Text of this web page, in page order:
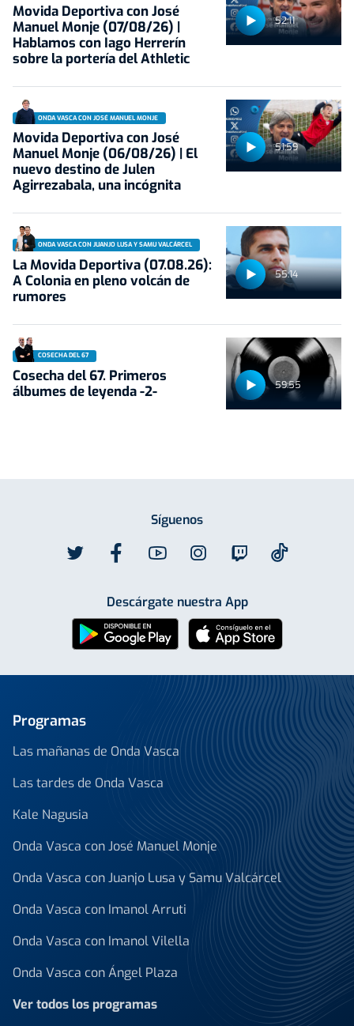
52:11
Movida Deportiva con José
Manuel Monje (07/08/26) |
Hablamos con Iago Herrerín
sobre la portería del Athletic
51:59
ONDA VASCA CON JOSÉ MANUEL MONJE
Movida Deportiva con José
Manuel Monje (06/08/26) | El
nuevo destino de Julen
Agirrezabala, una incógnita
55:14
ONDA VASCA CON JUANJO LUSA Y SAMU VALCÁRCEL
La Movida Deportiva (07.08.26):
A Colonia en pleno volcán de
rumores
59:55
COSECHA DEL 67
Cosecha del 67. Primeros
álbumes de leyenda -2-
Síguenos
Descárgate nuestra App
Programas
Las mañanas de Onda Vasca
Las tardes de Onda Vasca
Kale Nagusia
Onda Vasca con José Manuel Monje
Onda Vasca con Juanjo Lusa y Samu Valcárcel
Onda Vasca con Imanol Arruti
Onda Vasca con Imanol Vilella
Onda Vasca con Ángel Plaza
Ver todos los programas